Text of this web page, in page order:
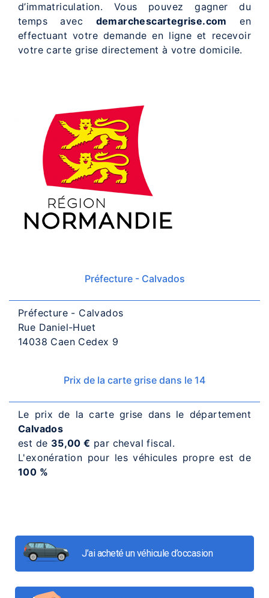
d’immatriculation. Vous pouvez gagner du
temps avec demarchescartegrise.com en
effectuant votre demande en ligne et recevoir
votre carte grise directement à votre domicile.
Préfecture - Calvados
Préfecture - Calvados
Rue Daniel-Huet
14038 Caen Cedex 9
Prix de la carte grise dans le 14
Le prix de la carte grise dans le département
Calvados
est de 35,00 € par cheval fiscal.
L'exonération pour les véhicules propre est de
100 %
J’ai acheté un véhicule d’occasion